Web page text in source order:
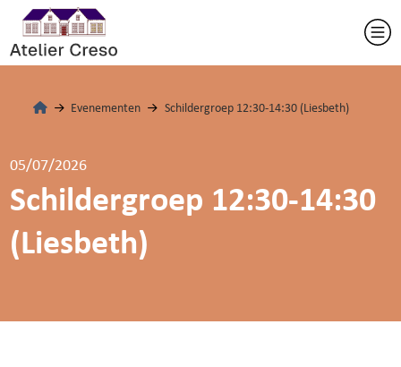
Evenementen Schildergroep 12:30-14:30 (Liesbeth)
05/07/2026
Schildergroep 12:30-14:30
(Liesbeth)